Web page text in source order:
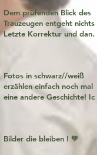
Dem prüfenden Blick des
Trauzeugen entgeht nichts!
Letzte Korrektur und dann
Fotos in schwarz//weiß
erzählen einfach noch mal
eine andere Geschichte! Ich
Bilder die bleiben ! 🧡